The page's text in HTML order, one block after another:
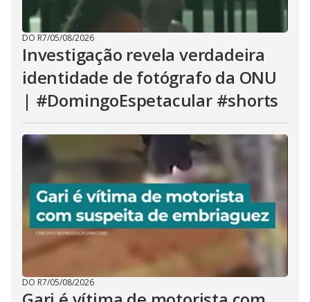
DO R7/05/08/2026
Investigação revela verdadeira
identidade de fotógrafo da ONU
| #DomingoEspetacular #shorts
DO R7/05/08/2026